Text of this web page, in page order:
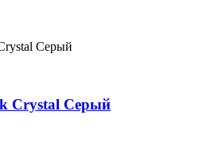
Crystal Серый